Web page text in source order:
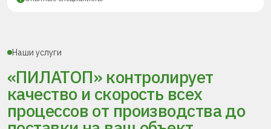
Наши услуги
«ПИЛАТОП» контролирует
качество и скорость всех
процессовот производства до